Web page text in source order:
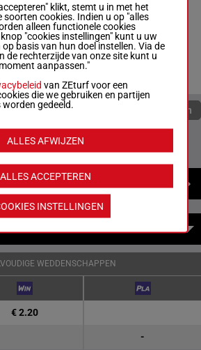
54 kg
6p 1p
(22) 8p
2p 5p
5
Quoteringen verversen
WEDDENSCHAPPEN
€ 2.20
-
klikt, stemt u in met het
soorten cookies. Indien u op "alles
alleen functionele cookies
"cookies instellingen" kunt u uw
basis van hun doel instellen. Via de
de rechterzijde van onze site kunt u
aanpassen."
van ZEturf voor een
die we gebruiken en partijen
gedeeld.
ALLES ACCEPTEREN
ALLES AFWIJZEN
INSTELLINGEN